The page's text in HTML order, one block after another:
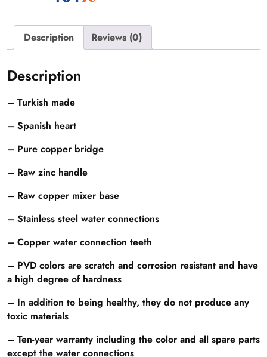
Description Reviews (0)
Description
– Turkish made
– Spanish heart
– Pure copper bridge
– Raw zinc handle
– Raw copper mixer base
– Stainless steel water connections
– Copper water connection teeth
– PVD colors are scratch and corrosion resistant and have
a high degree of hardness
– In addition to being healthy, they do not produce any
toxic materials
– Ten-year warranty including the color and all spare parts
except the water connections